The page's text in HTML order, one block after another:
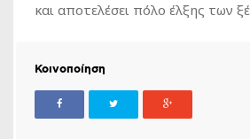
και αποτελέσει πόλο έλξης των
Κοινοποίηση